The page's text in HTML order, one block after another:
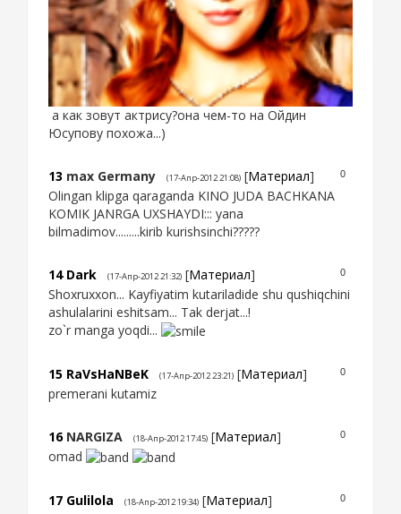
а как зовут актрису?она чем-то на Ойдин
Юсупову похожа...)
0
13 max Germany (17-Апр-2012 21:08) [Материал]
Olingan klipga qaraganda KINO JUDA BACHKANA
KOMIK JANRGA UXSHAYDI::: yana
bilmadimov.........kirib kurishsinchi?????
0
14 Dark (17-Апр-2012 21:32) [Материал]
Shoxruxxon... Kayfiyatim kutariladide shu qushiqchini
ashulalarini eshitsam... Tak derjat...!
zo`r manga yoqdi...
0
15 RaVsHaNBeK (17-Апр-2012 23:21) [Материал]
premerani kutamiz
0
16 NARGIZA (18-Апр-2012 17:45) [Материал]
omad
0
17 Gulilola (18-Апр-2012 19:34) [Материал]